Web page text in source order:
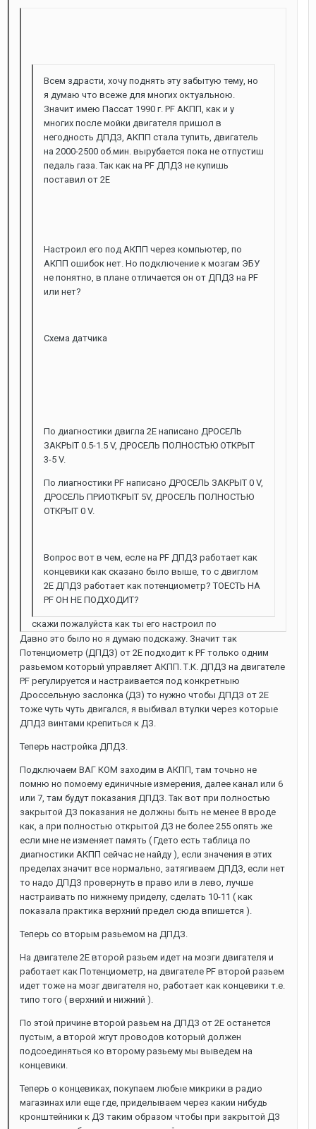
Всем здрасти, хочу поднять эту забытую тему, но
я думаю что всеже для многих октуальною.
Значит имею Пассат 1990 г. PF АКПП, как и у
многих после мойки двигателя пришол в
негодность ДПДЗ, АКПП стала тупить, двигатель
на 2000-2500 об.мин. вырубается пока не отпустиш
педаль газа. Так как на PF ДПДЗ не купишь
поставил от 2Е
Настроил его под АКПП через компьютер, по
АКПП ошибок нет. Но подключение к мозгам ЭБУ
не понятно, в плане отличается он от ДПДЗ на PF
или нет?
Схема датчика
По диагностики двигла 2Е написано ДРОСЕЛЬ
ЗАКРЫТ 0.5-1.5 V, ДРОСЕЛЬ ПОЛНОСТЬЮ ОТКРЫТ
3-5 V.
По лиагностики PF написано ДРОСЕЛЬ ЗАКРЫТ 0 V,
ДРОСЕЛЬ ПРИОТКРЫТ 5V, ДРОСЕЛЬ ПОЛНОСТЬЮ
ОТКРЫТ 0 V.
Вопрос вот в чем, есле на PF ДПДЗ работает как
концевики как сказано было выше, то с двиглом
2Е ДПДЗ работает как потенциометр? ТОЕСТЬ НА
PF ОН НЕ ПОДХОДИТ?
скажи пожалуйста как ты его настроил по
Давно это было но я думаю подскажу. Значит так
Потенциометр (ДПДЗ) от 2Е подходит к PF только одним
разьемом который управляет АКПП. Т.К. ДПДЗ на двигателе
PF регулируется и настраивается под конкретныю
Дроссельную заслонка (ДЗ) то нужно чтобы ДПДЗ от 2Е
тоже чуть чуть двигался, я выбивал втулки через которые
ДПДЗ винтами крепиться к ДЗ.
Теперь настройка ДПДЗ.
Подключаем ВАГ КОМ заходим в АКПП, там точьно не
помню но помоему единичные измерения, далее канал или 6
или 7, там будут показания ДПДЗ. Так вот при полностью
закрытой ДЗ показания не должны быть не менее 8 вроде
как, а при полностью открытой ДЗ не более 255 опять же
если мне не изменяет память ( Гдето есть таблица по
диагностики АКПП сейчас не найду ), если значения в этих
пределах значит все нормально, затягиваем ДПДЗ, если нет
то надо ДПДЗ провернуть в право или в лево, лучше
настраивать по нижнему приделу, сделать 10-11 ( как
показала практика верхний предел сюда впишется ).
Теперь со вторым разьемом на ДПДЗ.
На двигателе 2Е второй разьем идет на мозги двигателя и
работает как Потенциометр, на двигателе PF второй разьем
идет тоже на мозг двигателя но, работает как концевики т.е.
типо того ( верхний и нижний ).
По этой причине второй разьем на ДПДЗ от 2Е останется
пустым, а второй жгут проводов который должен
подсоединяться ко второму разьему мы выведем на
концевики.
Теперь о концевиках, покупаем любые микрики в радио
магазинах или еще где, приделываем через какии нибудь
кронштейники к ДЗ таким образом чтобы при закрытой ДЗ